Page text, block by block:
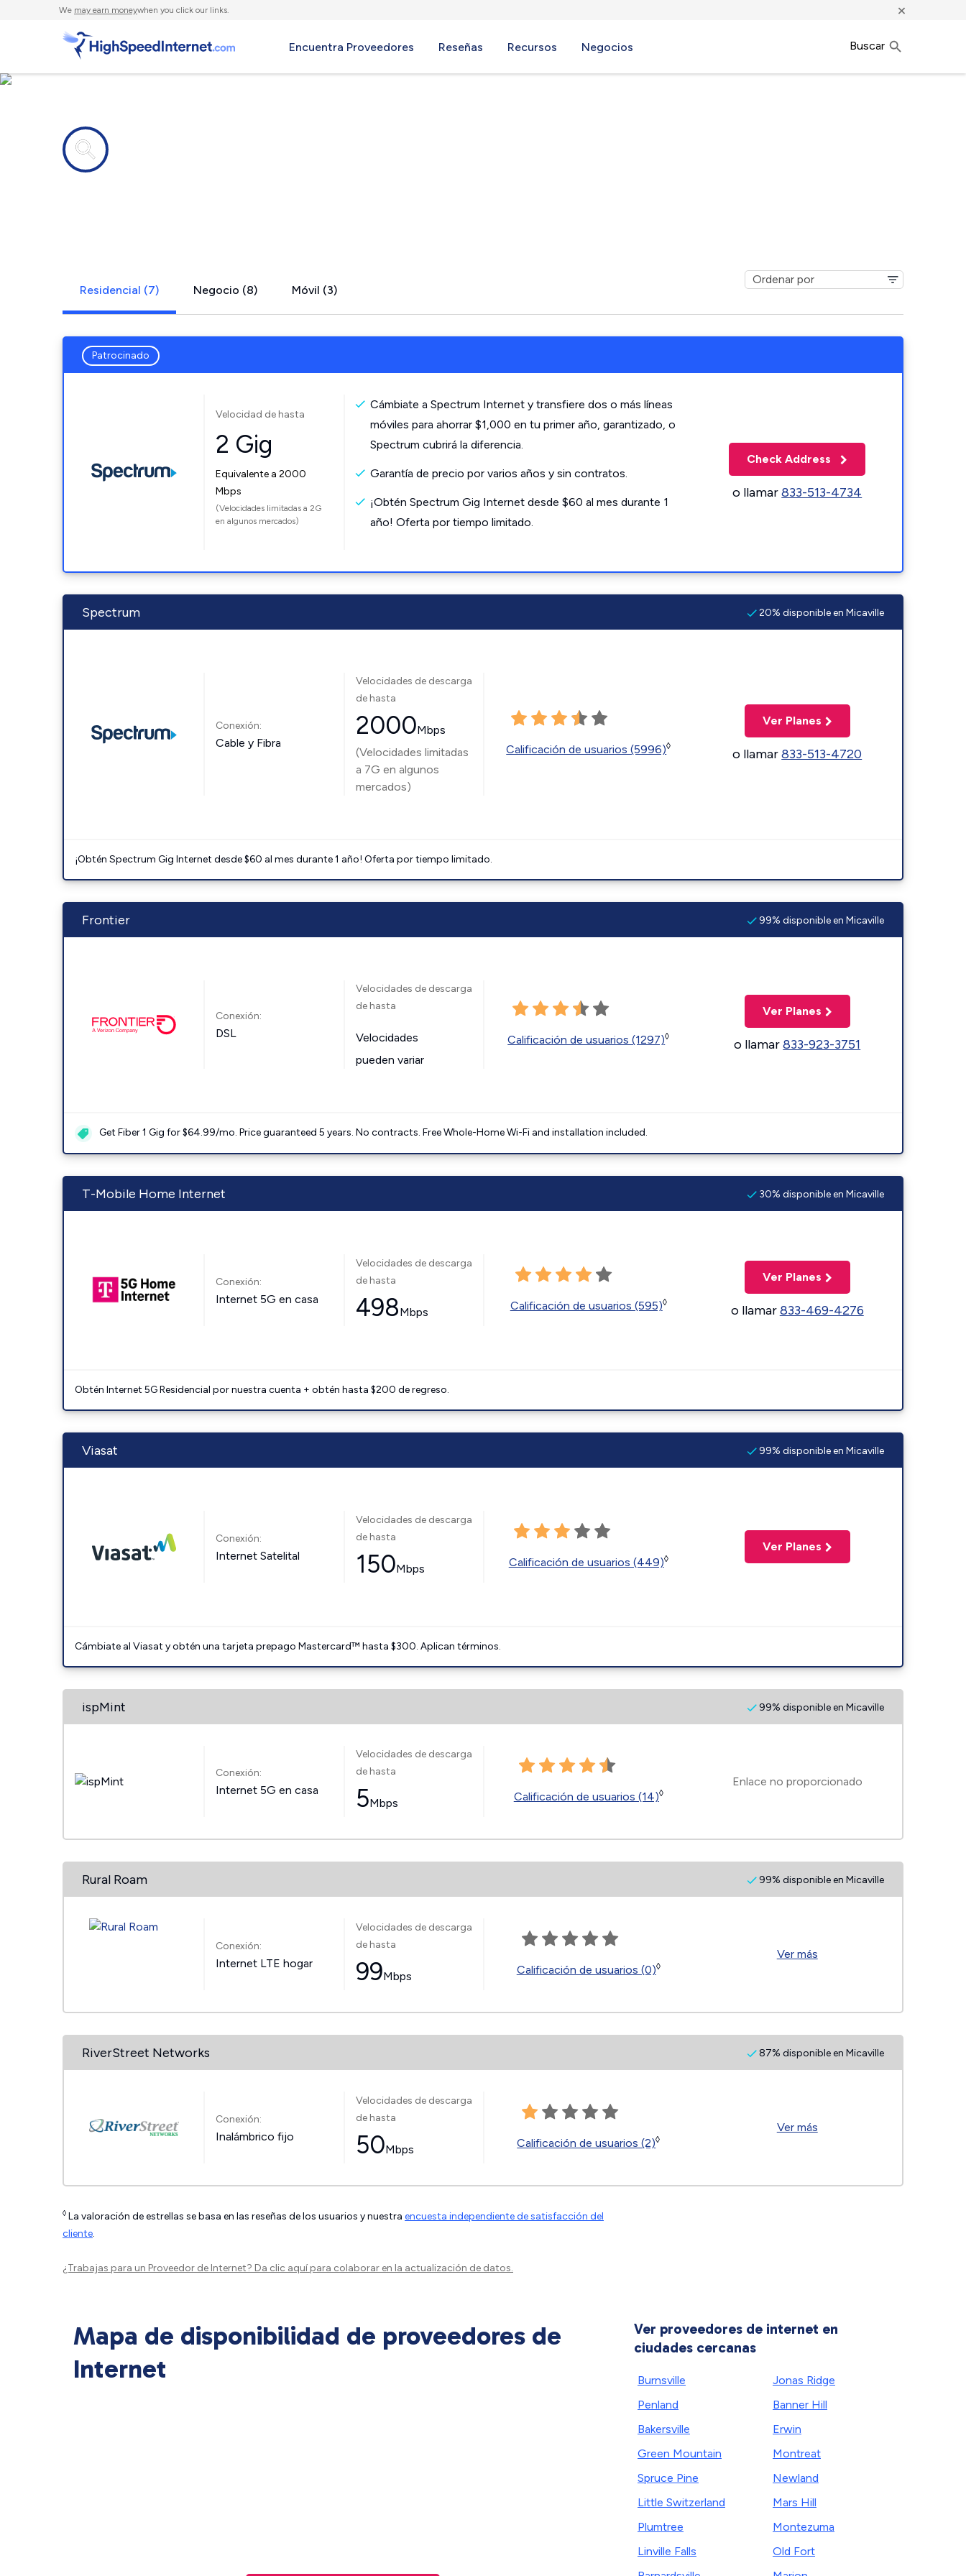
We may earn moneywhen you click our links. ×
Encuentra Proveedores Reseñas Recursos Negocios Buscar
Residencial (7) Negocio (8) Móvil (3)
Patrocinado
Velocidad de hasta
2 Gig
Equivalente a 2000
Mbps
(Velocidades limitadas a 2G
en algunos mercados)
Cámbiate a Spectrum Internet y transfiere dos o más líneas
móviles para ahorrar $1,000 en tu primer año, garantizado, o
Spectrum cubrirá la diferencia.
Garantía de precio por varios años y sin contratos.
¡Obtén Spectrum Gig Internet desde $60 al mes durante 1
año! Oferta por tiempo limitado.
Check Address
o llamar833-513-4734
Spectrum 20% disponible en Micaville
Conexión:
Cable y Fibra
Velocidades de descarga
de hasta
2000Mbps
(Velocidades limitadas
a 7G en algunos
mercados)
Calificación de usuarios (5996)◊
Ver Planes
o llamar833-513-4720
¡Obtén Spectrum Gig Internet desde $60 al mes durante 1 año! Oferta por tiempo limitado.
Frontier 99% disponible en Micaville
Conexión:
DSL
Velocidades de descarga
de hasta
Velocidades
pueden variar
Calificación de usuarios (1297)◊
Ver Planes
o llamar833-923-3751
Get Fiber 1 Gig for $64.99/mo. Price guaranteed 5 years. No contracts. Free Whole-Home Wi-Fi and installation included.
T-Mobile Home Internet 30% disponible en Micaville
Conexión:
Internet 5G en casa
Velocidades de descarga
de hasta
498Mbps Calificación de usuarios (595)◊
Ver Planes
o llamar833-469-4276
Obtén Internet 5G Residencial por nuestra cuenta + obtén hasta $200 de regreso.
Viasat 99% disponible en Micaville
Conexión:
Internet Satelital
Velocidades de descarga
de hasta
150Mbps Calificación de usuarios (449)◊
Ver Planes
Cámbiate al Viasat y obtén una tarjeta prepago Mastercard™ hasta $300. Aplican términos.
ispMint 99% disponible en Micaville
Conexión:
Internet 5G en casa
Velocidades de descarga
de hasta
5Mbps Calificación de usuarios (14)◊
Enlace no proporcionado
Rural Roam 99% disponible en Micaville
Conexión:
Internet LTE hogar
Velocidades de descarga
de hasta
99Mbps Calificación de usuarios (0)◊
Ver más
RiverStreet Networks 87% disponible en Micaville
Conexión:
Inalámbrico fijo
Velocidades de descarga
de hasta
50Mbps Calificación de usuarios (2)◊
Ver más
◊ La valoración de estrellas se basa en las reseñas de los usuarios y nuestra encuesta independiente de satisfacción del
cliente.
¿Trabajas para un Proveedor de Internet? Da clic aquípara colaborar en la actualización de datos.
Mapa de disponibilidad de proveedores de
Internet
Ver proveedores de internet en
ciudades cercanas
Burnsville
Penland
Bakersville
Green Mountain
Spruce Pine
Little Switzerland
Plumtree
Linville Falls
Jonas Ridge
Banner Hill
Erwin
Montreat
Newland
Mars Hill
Montezuma
Old Fort